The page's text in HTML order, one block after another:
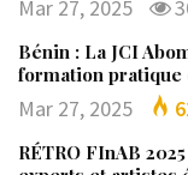
Mar 27, 2025
Bénin : La JCI
formation
Mar 27, 2025
RÉTRO FInAB